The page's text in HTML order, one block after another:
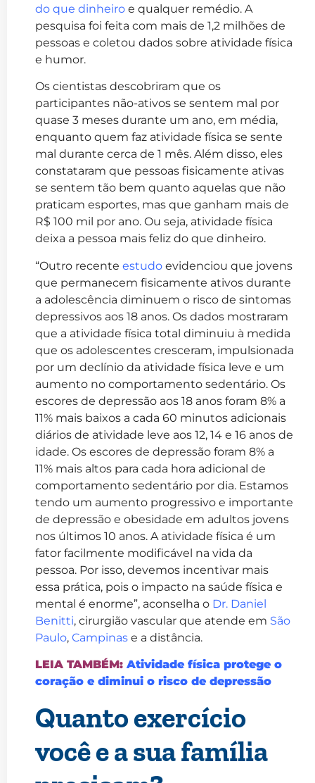
do que dinheiro e qualquer remédio. A
pesquisa foi feita com mais de 1,2 milhões de
pessoas e coletou dados sobre atividade física
e humor.
Os cientistas descobriram que os
participantes não-ativos se sentem mal por
quase 3 meses durante um ano, em média,
enquanto quem faz atividade física se sente
mal durante cerca de 1 mês. Além disso, eles
constataram que pessoas fisicamente ativas
se sentem tão bem quanto aquelas que não
praticam esportes, mas que ganham mais de
R$ 100 mil por ano. Ou seja, atividade física
deixa a pessoa mais feliz do que dinheiro.
“Outro recente estudo evidenciou que jovens
que permanecem fisicamente ativos durante
a adolescência diminuem o risco de sintomas
depressivos aos 18 anos. Os dados mostraram
que a atividade física total diminuiu à medida
que os adolescentes cresceram, impulsionada
por um declínio da atividade física leve e um
aumento no comportamento sedentário. Os
escores de depressão aos 18 anos foram 8% a
11% mais baixos a cada 60 minutos adicionais
diários de atividade leve aos 12, 14 e 16 anos de
idade. Os escores de depressão foram 8% a
11% mais altos para cada hora adicional de
comportamento sedentário por dia. Estamos
tendo um aumento progressivo e importante
de depressão e obesidade em adultos jovens
nos últimos 10 anos. A atividade física é um
fator facilmente modificável na vida da
pessoa. Por isso, devemos incentivar mais
essa prática, pois o impacto na saúde física e
mental é enorme”, aconselha o Dr. Daniel
Benitti, cirurgião vascular que atende em São
Paulo, Campinas e a distância.
LEIA TAMBÉM: Atividade física protege o
coração e diminui o risco de depressão
Quanto exercício
você e a sua família